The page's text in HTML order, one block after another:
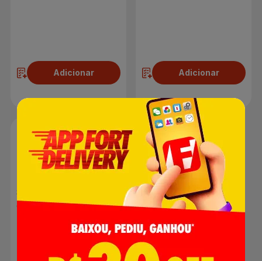
Adicionar Adicionar
Sabonete Senador
Glicerinado Vital 130g